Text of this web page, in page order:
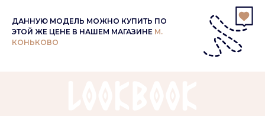
ДАННУЮ МОДЕЛЬ МОЖНО КУПИТЬ ПО
ЭТОЙ ЖЕ ЦЕНЕ В НАШЕМ МАГАЗИНЕ М.
КОНЬКОВО